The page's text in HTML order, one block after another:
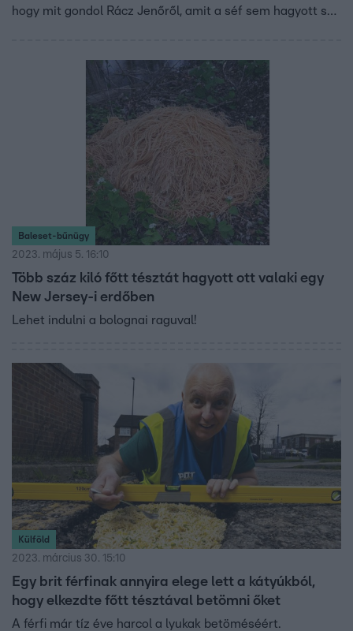
hogy mit gondol Rácz Jenőről, amit a séf sem hagyott szó
Baleset-bűnügy
2023. május 5. 16:10
Több száz kiló főtt tésztát hagyott ott valaki egy
New Jersey-i erdőben
Lehet indulni a bolognai raguval!
Külföld
2023. március 30. 15:10
Egy brit férfinak annyira elege lett a kátyúkból,
hogy elkezdte főtt tésztával betömni őket
A férfi már tíz éve harcol a lyukak betöméséért.